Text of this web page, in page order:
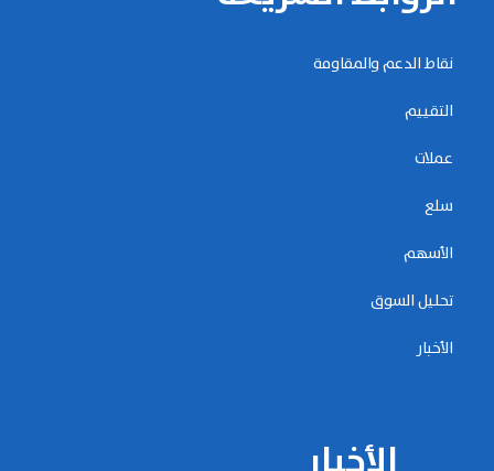
نقاط الدعم والمقاومة
التقييم
عملات
سلع
الأسهم
تحليل السوق
الأخبار